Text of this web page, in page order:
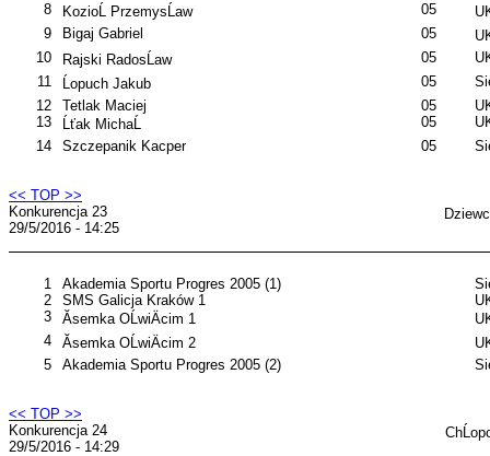
8
KozioĹ PrzemysĹaw 05
9
Bigaj Gabriel 05
10
Rajski RadosĹaw 05
11
Ĺopuch Jakub 05
12
Tetlak Maciej 05
13
Ĺťak MichaĹ 05
14
Szczepanik Kacper 05
<< TOP >>
Konkurencja 23
29/5/2016 - 14:25
1 Akademia Sportu Progres 2005 (1)
2
SMS Galicja Kraków 1
3
Ăsemka OĹwiÄcim 1
4
Ăsemka OĹwiÄcim 2
5
Akademia Sportu Progres 2005 (2)
<< TOP >>
Konkurencja 24
29/5/2016 - 14:29